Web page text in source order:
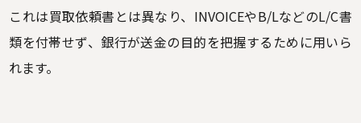
これは買取依頼書とは異なり、INVOICEやB/LなどのL/C書
類を付帯せず、銀行が送金の目的を把握するために用いら
れます。